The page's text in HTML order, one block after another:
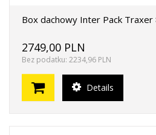
Box dachowy Inter Pack Traxer
2749,00 PLN
Bez podatku: 2234,96 PLN
Details